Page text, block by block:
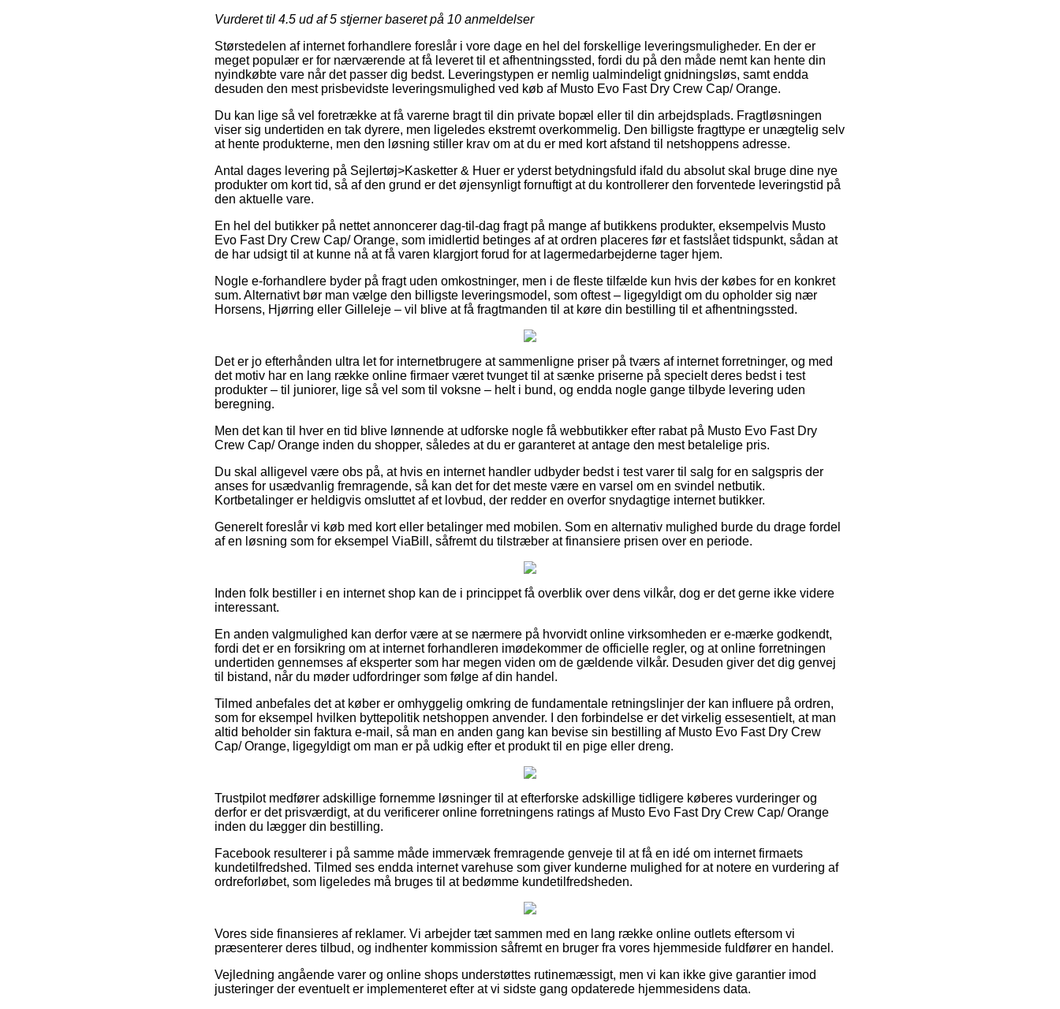
Vurderet til 4.5 ud af 5 stjerner baseret på 10 anmeldelser
Størstedelen af internet forhandlere foreslår i vore dage en hel del forskellige leveringsmuligheder. En der er
meget populær er for nærværende at få leveret til et afhentningssted, fordi du på den måde nemt kan hente din
nyindkøbte vare når det passer dig bedst. Leveringstypen er nemlig ualmindeligt gnidningsløs, samt endda
desuden den mest prisbevidste leveringsmulighed ved køb af Musto Evo Fast Dry Crew Cap/ Orange.
Du kan lige så vel foretrække at få varerne bragt til din private bopæl eller til din arbejdsplads. Fragtløsningen
viser sig undertiden en tak dyrere, men ligeledes ekstremt overkommelig. Den billigste fragttype er unægtelig selv
at hente produkterne, men den løsning stiller krav om at du er med kort afstand til netshoppens adresse.
Antal dages levering på Sejlertøj>Kasketter & Huer er yderst betydningsfuld ifald du absolut skal bruge dine nye
produkter om kort tid, så af den grund er det øjensynligt fornuftigt at du kontrollerer den forventede leveringstid på
den aktuelle vare.
En hel del butikker på nettet annoncerer dag-til-dag fragt på mange af butikkens produkter, eksempelvis Musto
Evo Fast Dry Crew Cap/ Orange, som imidlertid betinges af at ordren placeres før et fastslået tidspunkt, sådan at
de har udsigt til at kunne nå at få varen klargjort forud for at lagermedarbejderne tager hjem.
Nogle e-forhandlere byder på fragt uden omkostninger, men i de fleste tilfælde kun hvis der købes for en konkret
sum. Alternativt bør man vælge den billigste leveringsmodel, som oftest – ligegyldigt om du opholder sig nær
Horsens, Hjørring eller Gilleleje – vil blive at få fragtmanden til at køre din bestilling til et afhentningssted.
Det er jo efterhånden ultra let for internetbrugere at sammenligne priser på tværs af internet forretninger, og med
det motiv har en lang række online firmaer været tvunget til at sænke priserne på specielt deres bedst i test
produkter – til juniorer, lige så vel som til voksne – helt i bund, og endda nogle gange tilbyde levering uden
beregning.
Men det kan til hver en tid blive lønnende at udforske nogle få webbutikker efter rabat på Musto Evo Fast Dry
Crew Cap/ Orange inden du shopper, således at du er garanteret at antage den mest betalelige pris.
Du skal alligevel være obs på, at hvis en internet handler udbyder bedst i test varer til salg for en salgspris der
anses for usædvanlig fremragende, så kan det for det meste være en varsel om en svindel netbutik.
Kortbetalinger er heldigvis omsluttet af et lovbud, der redder en overfor snydagtige internet butikker.
Generelt foreslår vi køb med kort eller betalinger med mobilen. Som en alternativ mulighed burde du drage fordel
af en løsning som for eksempel ViaBill, såfremt du tilstræber at finansiere prisen over en periode.
Inden folk bestiller i en internet shop kan de i princippet få overblik over dens vilkår, dog er det gerne ikke videre
interessant.
En anden valgmulighed kan derfor være at se nærmere på hvorvidt online virksomheden er e-mærke godkendt,
fordi det er en forsikring om at internet forhandleren imødekommer de officielle regler, og at online forretningen
undertiden gennemses af eksperter som har megen viden om de gældende vilkår. Desuden giver det dig genvej
til bistand, når du møder udfordringer som følge af din handel.
Tilmed anbefales det at køber er omhyggelig omkring de fundamentale retningslinjer der kan influere på ordren,
som for eksempel hvilken byttepolitik netshoppen anvender. I den forbindelse er det virkelig essesentielt, at man
altid beholder sin faktura e-mail, så man en anden gang kan bevise sin bestilling af Musto Evo Fast Dry Crew
Cap/ Orange, ligegyldigt om man er på udkig efter et produkt til en pige eller dreng.
Trustpilot medfører adskillige fornemme løsninger til at efterforske adskillige tidligere køberes vurderinger og
derfor er det prisværdigt, at du verificerer online forretningens ratings af Musto Evo Fast Dry Crew Cap/ Orange
inden du lægger din bestilling.
Facebook resulterer i på samme måde immervæk fremragende genveje til at få en idé om internet firmaets
kundetilfredshed. Tilmed ses endda internet varehuse som giver kunderne mulighed for at notere en vurdering af
ordreforløbet, som ligeledes må bruges til at bedømme kundetilfredsheden.
Vores side finansieres af reklamer. Vi arbejder tæt sammen med en lang række online outlets eftersom vi
præsenterer deres tilbud, og indhenter kommission såfremt en bruger fra vores hjemmeside fuldfører en handel.
Vejledning angående varer og online shops understøttes rutinemæssigt, men vi kan ikke give garantier imod
justeringer der eventuelt er implementeret efter at vi sidste gang opdaterede hjemmesidens data.